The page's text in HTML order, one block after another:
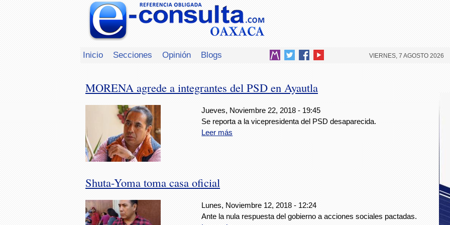
Inicio Secciones Opinión Blogs VIERNES, 7 AGOSTO 2026
MORENA agrede a integrantes del PSD en Ayautla
Jueves, Noviembre 22, 2018 - 19:45
Se reporta a la vicepresidenta del PSD desaparecida.
Leer más
Shuta-Yoma toma casa oficial
Lunes, Noviembre 12, 2018 - 12:24
Ante la nula respuesta del gobierno a acciones sociales pactadas.